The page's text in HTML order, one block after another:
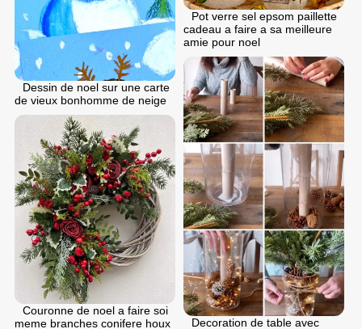
Dessin de noel sur une carte
de vieux bonhomme de neige
Pot verre sel epsom paillette
cadeau a faire a sa meilleure
amie pour noel
Decoration de table avec
Couronne de noel a faire soi
meme branches conifere houx